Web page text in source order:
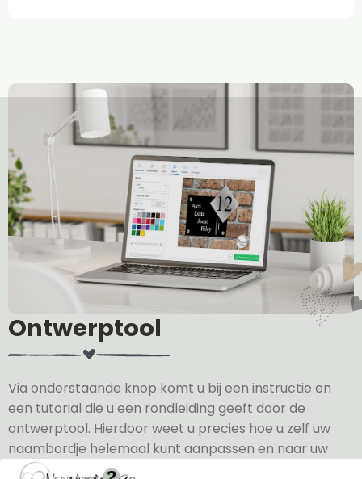
Ontwerptool
Via onderstaande knop komt u bij een instructie en
een tutorial die u een rondleiding geeft door de
ontwerptool. Hierdoor weet u precies hoe u zelf uw
naambordje helemaal kunt aanpassen en naar uw
eigen smaak kunt ontwerpen.